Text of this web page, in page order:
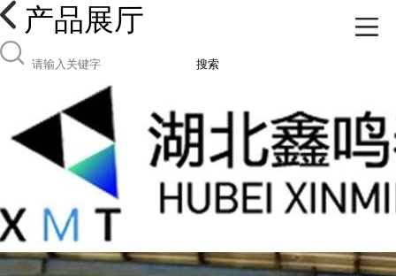
产品展厅
搜索